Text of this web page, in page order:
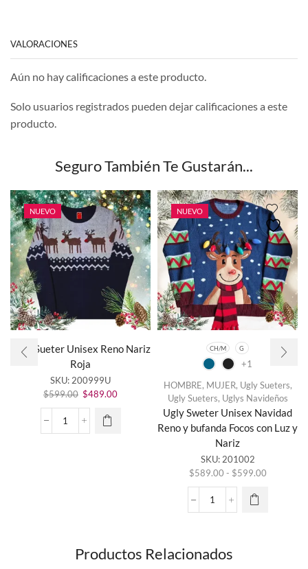
VALORACIONES
Aún no hay calificaciones a este producto.
Solo usuarios registrados pueden dejar calificaciones a este
producto.
Seguro También Te Gustarán...
NUEVO
Ugly Sueter Unisex Reno Nariz
Roja
SKU: 200999U
$599.00 El
precio
original
era:
$489.00El
Ugly
NUEVO
CH/M G
+1
HOMBRE, MUJER, Ugly Sueters,
Ugly Sueters, Uglys Navideños
Ugly Sweter Unisex Navidad
Reno y bufanda Focos con Luz y
Nariz
SKU:201002
$589.00 - $599.00Rango
Ugly
Reno
producto
tiene
múltiples
variantes.
Las
opciones
se
la página
Productos Relacionados